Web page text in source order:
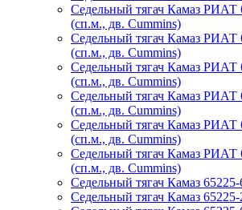
Седельный тягач Камаз РИАТ
(сп.м., дв. Cummins)
Седельный тягач Камаз РИАТ
(сп.м., дв. Cummins)
Седельный тягач Камаз РИАТ
(сп.м., дв. Cummins)
Седельный тягач Камаз РИАТ
(сп.м., дв. Cummins)
Седельный тягач Камаз РИАТ
(сп.м., дв. Cummins)
Седельный тягач Камаз РИАТ
(сп.м., дв. Cummins)
Седельный тягач Камаз
Седельный тягач Камаз